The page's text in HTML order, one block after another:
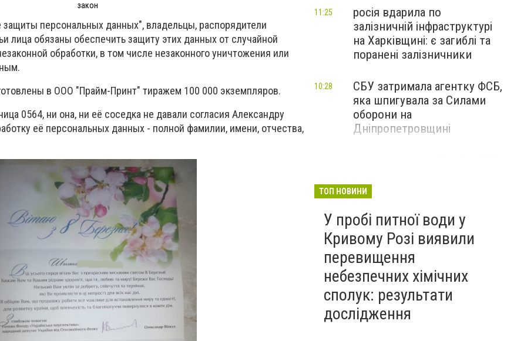
закон
защиты персональных данных", владельцы, распорядители
лица обязаны обеспечить защиту этих данных от случайной
обработки, в том числе незаконного уничтожения или
в ООО "Прайм-Принт" тиражем 100 000 экземпляров.
0564, ни она, ни её соседка не давали согласия Александру
её персональных данных - полной фамилии, имени, отчества,
росія вдарила по
залізничній інфраструктурі
на Харківщині: є загиблі та
поранені залізничники
11:25
СБУ затримала агентку ФСБ,
яка шпигувала за Силами
оборони на
Дніпропетровщині
10:28
українська ППО
знешкодила 66
безпілотників
ТОП НОВИНИ
У пробі питної води у
Кривому Розі виявили
перевищення
небезпечних хімічних
сполук: результати
дослідження